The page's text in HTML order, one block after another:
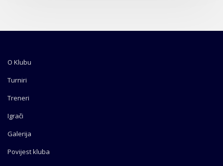
O Klubu
Turniri
Treneri
Igrači
Galerija
Povijest kluba